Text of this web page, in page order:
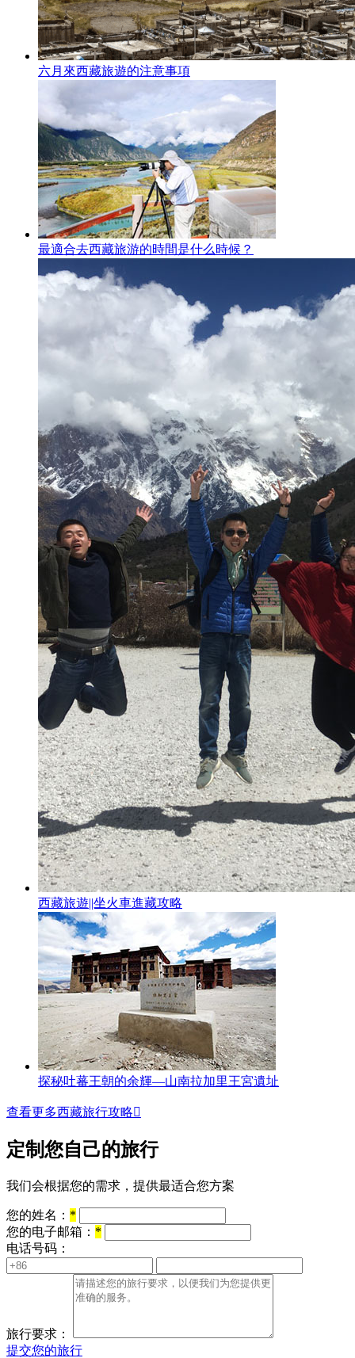
六月來西藏旅遊的注意事項
最適合去西藏旅游的時間是什么時候？
西藏旅遊||坐火車進藏攻略
探秘吐蕃王朝的余輝—山南拉加里王宮遺址
查看更多西藏旅行攻略
定制您自己的旅行
我们会根据您的需求，提供最适合您方案
您的姓名： *
您的电子邮箱： *
电话号码：
旅行要求：
提交您的旅行